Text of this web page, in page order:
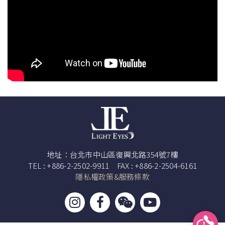
地址：台北市中山區復興北路354號7樓
TEL : +886-2-2502-9911 FAX : +886-2-2504-6161
隱私權政策&服務條款